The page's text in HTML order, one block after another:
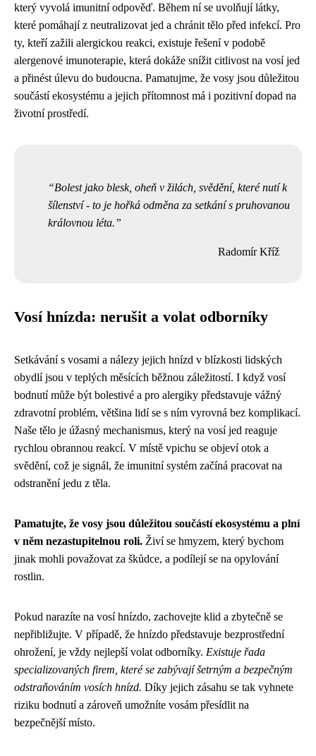
který vyvolá imunitní odpověď. Během ní se uvolňují látky,
které pomáhají z neutralizovat jed a chránit tělo před infekcí. Pro
ty, kteří zažili alergickou reakci, existuje řešení v podobě
alergenové imunoterapie, která dokáže snížit citlivost na vosí jed
a přinést úlevu do budoucna. Pamatujme, že vosy jsou důležitou
součástí ekosystému a jejich přítomnost má i pozitivní dopad na
životní prostředí.
Bolest jako blesk, oheň v žilách, svědění, které nutí k
šílenství - to je hořká odměna za setkání s pruhovanou
královnou léta.
Radomír Kříž
Vosí hnízda: nerušit a volat odborníky
Setkávání s vosami a nálezy jejich hnízd v blízkosti lidských
obydlí jsou v teplých měsících běžnou záležitostí. I když vosí
bodnutí může být bolestivé a pro alergiky představuje vážný
zdravotní problém, většina lidí se s ním vyrovná bez komplikací.
Naše tělo je úžasný mechanismus, který na vosí jed reaguje
rychlou obrannou reakcí. V místě vpichu se objeví otok a
svědění, což je signál, že imunitní systém začíná pracovat na
odstranění jedu z těla.
Pamatujte, že vosy jsou důležitou součástí ekosystému a plní
v něm nezastupitelnou roli. Živí se hmyzem, který bychom
jinak mohli považovat za škůdce, a podílejí se na opylování
rostlin.
Pokud narazíte na vosí hnízdo, zachovejte klid a zbytečně se
nepřibližujte. V případě, že hnízdo představuje bezprostřední
ohrožení, je vždy nejlepší volat odborníky. Existuje řada
specializovaných firem, které se zabývají šetrným a bezpečným
odstraňováním vosích hnízd. Díky jejich zásahu se tak vyhnete
riziku bodnutí a zároveň umožníte vosám přesídlit na
bezpečnější místo.